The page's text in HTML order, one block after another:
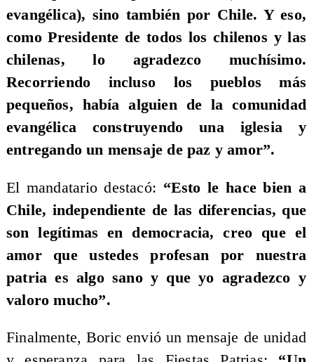
evangélica), sino también por Chile. Y eso,
como Presidente de todos los chilenos y las
chilenas, lo agradezco muchísimo.
Recorriendo incluso los pueblos más
pequeños, había alguien de la comunidad
evangélica construyendo una iglesia y
entregando un mensaje de paz y amor”.
El mandatario destacó: “Esto le hace bien a
Chile, independiente de las diferencias, que
son legítimas en democracia, creo que el
amor que ustedes profesan por nuestra
patria es algo sano y que yo agradezco y
valoro mucho”.
Finalmente, Boric envió un mensaje de unidad